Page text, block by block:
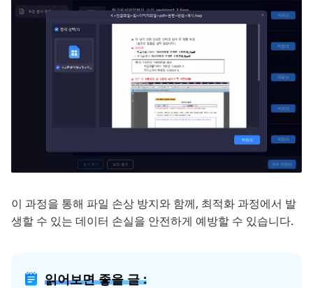
이 과정을 통해 파일 손상 방지와 함께, 최적화 과정에서 발
생할 수 있는 데이터 손실을 안전하게 예방할 수 있습니다.
읽어보면 좋을 글 :